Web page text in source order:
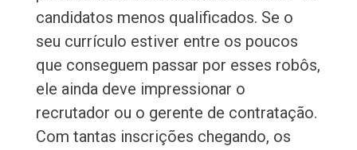
candidatos menos qualificados. Se o
seu currículo estiver entre os poucos
que conseguem passar por esses robôs,
ele ainda deve impressionar o
recrutador ou o gerente de contratação.
Com tantas inscrições chegando, os